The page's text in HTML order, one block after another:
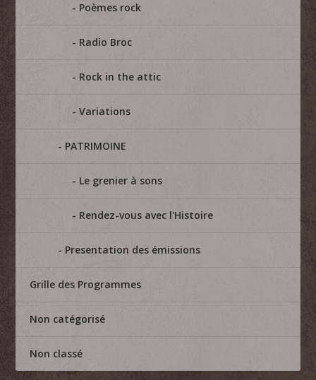
Poèmes rock
Radio Broc
Rock in the attic
Variations
PATRIMOINE
Le grenier à sons
Rendez-vous avec l'Histoire
Presentation des émissions
Grille des Programmes
Non catégorisé
Non classé